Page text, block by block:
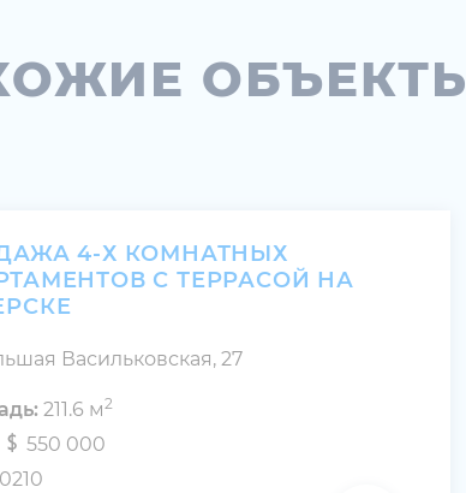
4-Х КОМНАТНЫХ
С ТЕРРАСОЙ НА
Васильковская, 27
211.6 м2
550 000